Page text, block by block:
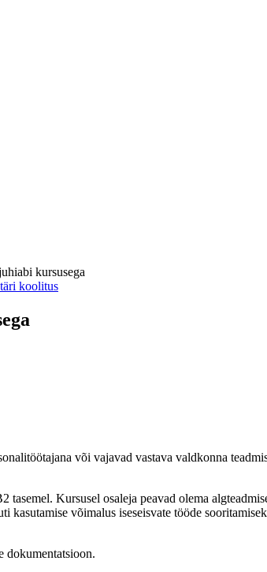
kursusega
koolitus
või vajavad vastava valdkonna
Kursusel osaleja peavad olema
kasutamise võimalus iseseisvate tööde
dokumentatsioon.